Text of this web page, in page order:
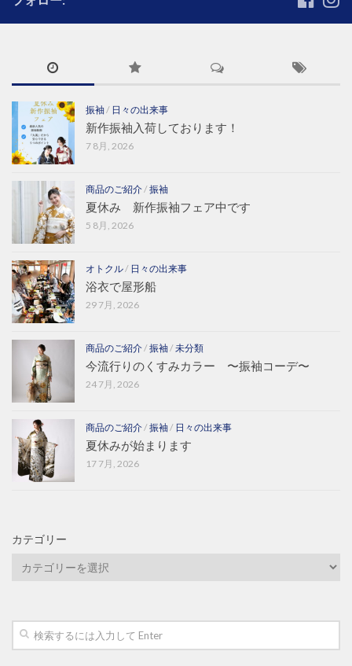
振袖 / 日々の出来事
新作振袖入荷しております！
7 8月, 2026
商品のご紹介/振袖
夏休み 新作振袖フェア中です
5 8月, 2026
オトクル/ 日々の出来事
浴衣で屋形船
29 7月, 2026
商品のご紹介/振袖 /未分類
今流行りのくすみカラー 〜振袖コーデ〜
24 7月, 2026
商品のご紹介/振袖 / 日々の出来事
夏休みが始まります
17 7月, 2026
カテゴリー
リ
ー